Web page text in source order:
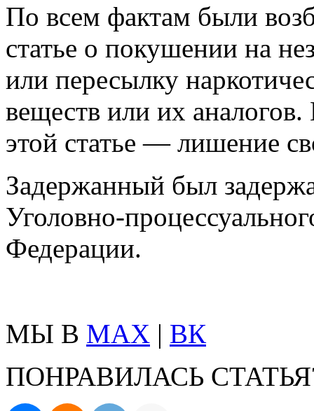
По всем фактам были
статье о покушении на
или пересылку
веществ или их
этой статье — лишение
Задержанный был
Уголовно-
Федерации.
МЫ В MAX | ВК
ПОНРАВИЛАСЬ